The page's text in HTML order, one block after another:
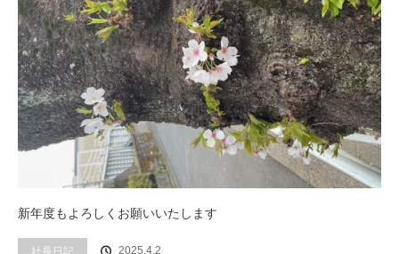
新年度もよろしくお願いいたします
2025.4.2